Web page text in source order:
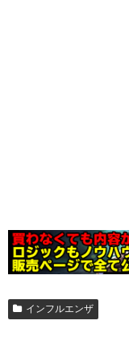
インフルエンザ